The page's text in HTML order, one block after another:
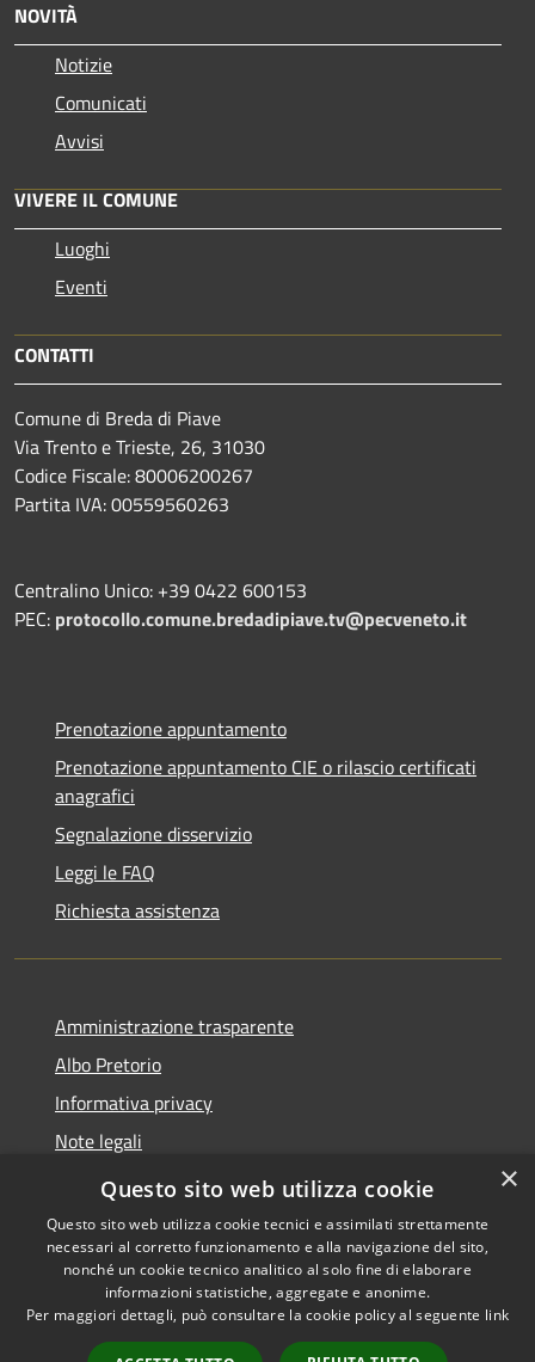
NOVITÀ
Notizie
Comunicati
Avvisi
VIVERE IL COMUNE
Luoghi
Eventi
CONTATTI
Comune di Breda di Piave
Via Trento e Trieste, 26, 31030
Codice Fiscale: 80006200267
Partita IVA: 00559560263
Centralino Unico: +39 0422 600153
PEC: protocollo.comune.bredadipiave.tv@pecveneto.it
Prenotazione appuntamento
Prenotazione appuntamento CIE o rilascio certificati
anagrafici
Segnalazione disservizio
Leggi le FAQ
Richiesta assistenza
Amministrazione trasparente
Albo Pretorio
Informativa privacy
Note legali
Dichiarazione di accessibilità
Accessibilità
Copyright © 2026 • Comune di
Breda di Piave • Powered by
×
Questo sito web utilizza cookie
Questo sito web utilizza cookie tecnici e assimilati strettamente
necessari al corretto funzionamento e alla navigazione del sito,
nonché un cookie tecnico analitico al solo fine di elaborare
informazioni statistiche, aggregate e anonime.
Per maggiori dettagli, può consultare la cookie policy al seguente link